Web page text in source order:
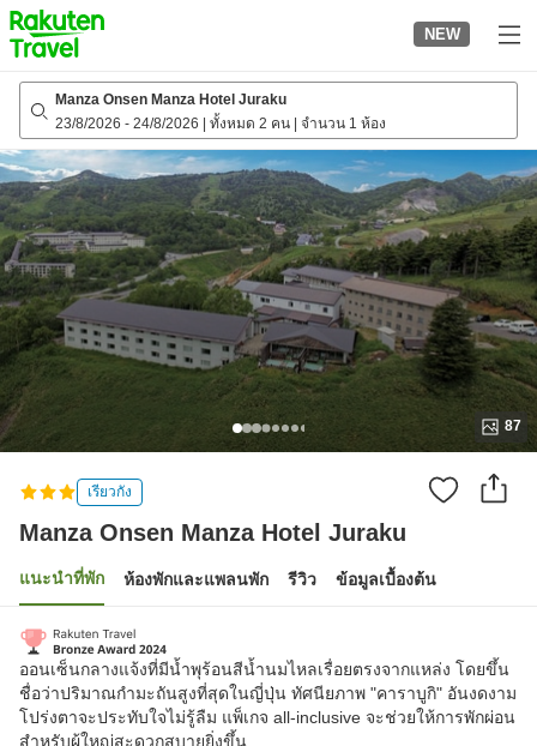
to
top
page
NEW
Manza Onsen Manza Hotel Juraku
23/8/2026 - 24/8/2026 ทั้งหมด 2 คน จำนวน 1 ห้อง
87
เรียวกัง
Manza Onsen Manza Hotel Juraku
แนะนำที่พัก ห้องพักและแพลนพัก รีวิว ข้อมูลเบื้องต้น
ออนเซ็นกลางแจ้งที่มีน้ำพุร้อนสีน้ำนมไหลเรื่อยตรงจากแหล่ง โดยขึ้น
ชื่อว่าปริมาณกำมะถันสูงที่สุดในญี่ปุ่น ทัศนียภาพ "คาราบูกิ" อันงดงาม
โปร่งตาจะประทับใจไม่รู้ลืม แพ็เกจ all-inclusive จะช่วยให้การพักผ่อน
สำหรับผู้ใหญ่สะดวกสบายยิ่งขึ้น